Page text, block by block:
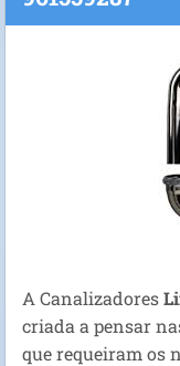
A Canalizadores
criada a pensar
que requeiram os